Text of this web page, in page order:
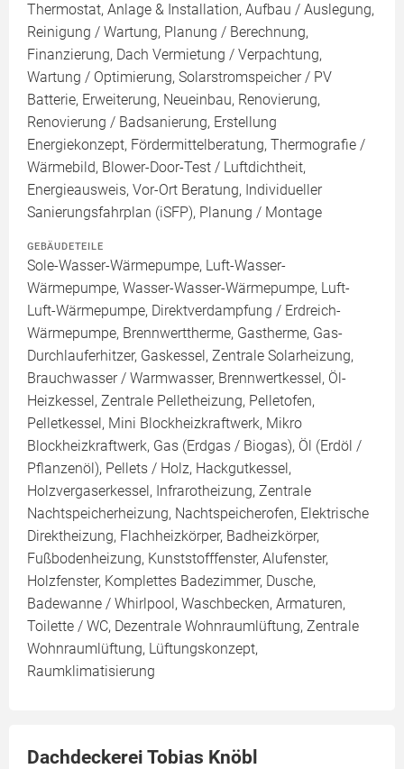
Thermostat, Anlage & Installation, Aufbau / Auslegung,
Reinigung / Wartung, Planung / Berechnung,
Finanzierung, Dach Vermietung / Verpachtung,
Wartung / Optimierung, Solarstromspeicher / PV
Batterie, Erweiterung, Neueinbau, Renovierung,
Renovierung / Badsanierung, Erstellung
Energiekonzept, Fördermittelberatung, Thermografie /
Wärmebild, Blower-Door-Test / Luftdichtheit,
Energieausweis, Vor-Ort Beratung, Individueller
Sanierungsfahrplan (iSFP), Planung / Montage
GEBÄUDETEILE
Sole-Wasser-Wärmepumpe, Luft-Wasser-
Wärmepumpe, Wasser-Wasser-Wärmepumpe, Luft-
Luft-Wärmepumpe, Direktverdampfung / Erdreich-
Wärmepumpe, Brennwerttherme, Gastherme, Gas-
Durchlauferhitzer, Gaskessel, Zentrale Solarheizung,
Brauchwasser / Warmwasser, Brennwertkessel, Öl-
Heizkessel, Zentrale Pelletheizung, Pelletofen,
Pelletkessel, Mini Blockheizkraftwerk, Mikro
Blockheizkraftwerk, Gas (Erdgas / Biogas), Öl (Erdöl /
Pflanzenöl), Pellets / Holz, Hackgutkessel,
Holzvergaserkessel, Infrarotheizung, Zentrale
Nachtspeicherheizung, Nachtspeicherofen, Elektrische
Direktheizung, Flachheizkörper, Badheizkörper,
Fußbodenheizung, Kunststofffenster, Alufenster,
Holzfenster, Komplettes Badezimmer, Dusche,
Badewanne / Whirlpool, Waschbecken, Armaturen,
Toilette / WC, Dezentrale Wohnraumlüftung, Zentrale
Wohnraumlüftung, Lüftungskonzept,
Raumklimatisierung
Dachdeckerei Tobias Knöbl